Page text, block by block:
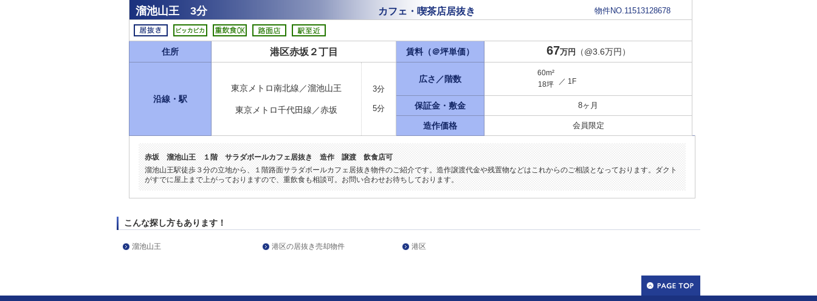
溜池山王 3分 カフェ・喫茶店居抜き 物件NO.11513128678
住所 港区赤坂２丁目 賃料（＠坪単価） 67万円 （@3.6万円）
沿線・駅
東京メトロ南北線／溜池山王
東京メトロ千代田線／赤坂
3分
5分
広さ／階数
60m²
18坪
／ 1F
保証金・敷金 8ヶ月
造作価格 会員限定
赤坂 溜池山王 １階 サラダボールカフェ居抜き 造作 譲渡 飲食店可
溜池山王駅徒歩３分の立地から、１階路面サラダボールカフェ居抜き物件のご紹介です。造作譲渡代金や残置物などはこれからのご相談となっております。ダクト
がすでに屋上まで上がっておりますので、重飲食も相談可。お問い合わせお待ちしております。
こんな探し方もあります！
溜池山王 港区の居抜き売却物件 港区